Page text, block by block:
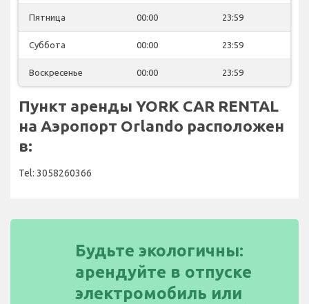
Пятница 00:00 23:59
Суббота 00:00 23:59
Воскресенье 00:00 23:59
Пункт аренды YORK CAR RENTAL
на Аэропорт Orlando расположен
в:
Tel: 3058260366
Будьте экологичны:
арендуйте в отпуске
электромобиль или